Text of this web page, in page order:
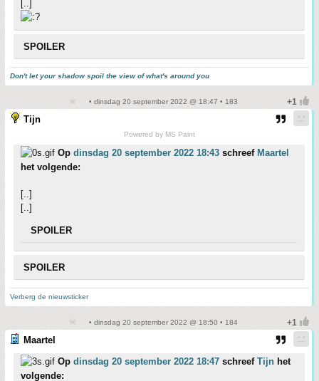
[..]
SPOILER
Don't let your shadow spoil the view of what's around you
• dinsdag 20 september 2022 @ 18:47 • 183
Tijn
Powered by MS Paint
Op dinsdag 20 september 2022 18:43 schreef Maartel
het volgende:
[..]
[..]
SPOILER
SPOILER
Verberg de nieuwsticker
• dinsdag 20 september 2022 @ 18:50 • 184
Maartel
Op dinsdag 20 september 2022 18:47 schreef Tijn het
volgende: